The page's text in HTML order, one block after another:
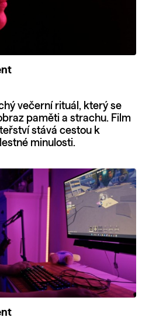
večerní rituál, který se
paměti a strachu. Film
stává cestou k
minulosti.